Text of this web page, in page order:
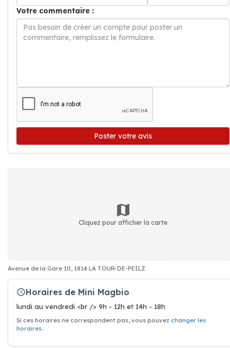
Votre commentaire :
Poster votre avis
Cliquez pour afficher la carte
Avenue de la Gare 10, 1814 LA TOUR-DE-PEILZ
Horaires de Mini Magbio
lundi au vendredi <br /> 9h - 12h et 14h - 18h
Si ces horaires ne correspondent pas, vous pouvez changer les
horaires.